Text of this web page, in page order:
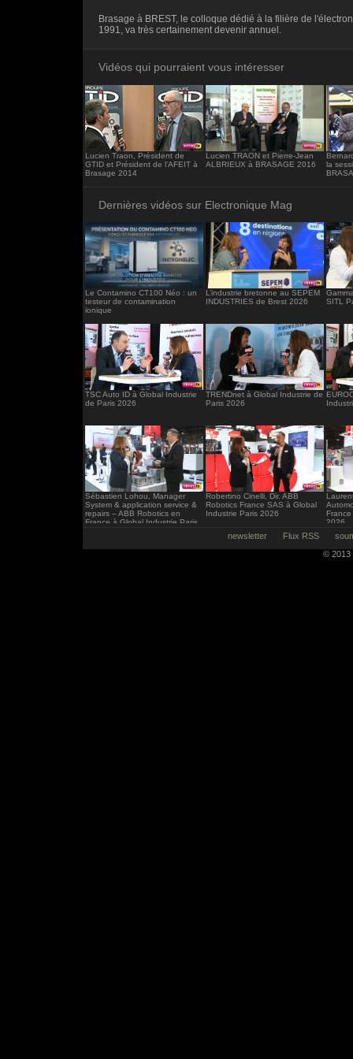
frameborder="0"></iframe>
Brasage à BREST, le colloque dédié à la filière de
1991, va très certainement devenir annuel.
Vidéos qui pourraient vous intéresser
Lucien Traon, Président de
GTID et Président de l'AFEIT à
Brasage 2014
Lucien TRAON et Pierre-Jean
ALBRIEUX à BRASAGE 2016
la
Dernières vidéos sur Electronique Mag
Le Contamino CT100 Néo : un
testeur de contamination
ionique
L’industrie bretonne au SEPEM
INDUSTRIES de Brest 2026
SITL
TSC Auto ID à Global Industrie
de Paris 2026
TRENDnet à Global Industrie de
Paris 2026
Sébastien Lohou, Manager
System & application service &
repairs – ABB Robotics en
France à Global Industrie Paris
Robertino Cinelli, Dir. ABB
Robotics France SAS à Global
Industrie Paris 2026
2026
newsletter Flux RSS
© 2013